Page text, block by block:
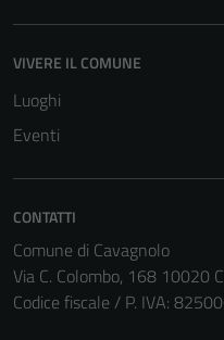
VIVERE IL COMUNE
Luoghi
Eventi
CONTATTI
Comune di Cavagnolo
Via C. Colombo, 168 10020
Codice fiscale / P. IVA: